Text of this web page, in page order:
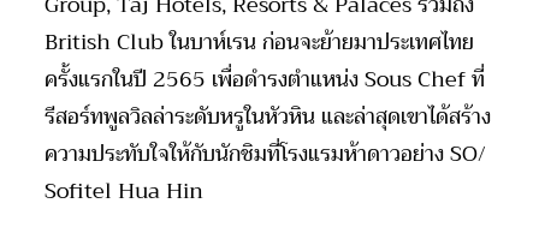
British Club ในบาห์เรน ก่อนจะย้ายมาประเทศไทย
ครั้งแรกในปี 2565 เพื่อดำรงตำแหน่ง Sous Chef ที่
รีสอร์ทพูลวิลล่าระดับหรูในหัวหิน และล่าสุดเขาได้สร้าง
ความประทับใจให้กับนักชิมที่โรงแรมห้าดาวอย่าง SO/
Sofitel Hua Hin